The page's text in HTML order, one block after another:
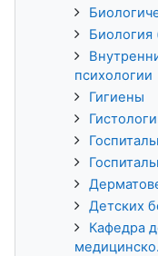
Биология
психологии
Гигиены
Детских
Кафедра